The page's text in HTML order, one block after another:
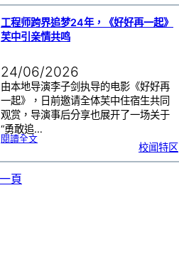
线
交
流
|传
统
游
国
友
谊
工程师跨界追梦24年，《好好再一起》
芙中引亲情共鸣
24/06/2026
由本地导演李子剑执导的电影《好好再
一起》，日前邀请全体芙中住宿生共同
观赏，导演事后分享也展开了一场关于
“勇敢追…
閱讀全文:工
界
校闻特区
頁